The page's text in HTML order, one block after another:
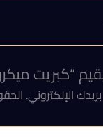
“كبريت
الإلكتروني.